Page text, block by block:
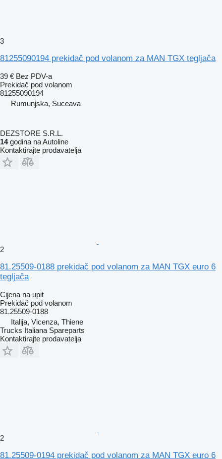
3
81255090194 prekidač pod volanom za MAN TGX tegljača
39 € Bez PDV-a
Prekidač pod volanom
81255090194
Rumunjska, Suceava
DEZSTORE S.R.L.
14godina na Autoline
Kontaktirajte prodavatelja
2
81.25509-0188 prekidač pod volanom za MAN TGX euro 6
tegljača
Cijena na upit
Prekidač pod volanom
81.25509-0188
Italija, Vicenza, Thiene
Trucks Italiana Spareparts
Kontaktirajte prodavatelja
2
81.25509-0194 prekidač pod volanom za MAN TGX euro 6